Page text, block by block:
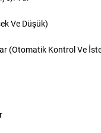
Ve Düşük)
(Otomatik Kontrol Ve